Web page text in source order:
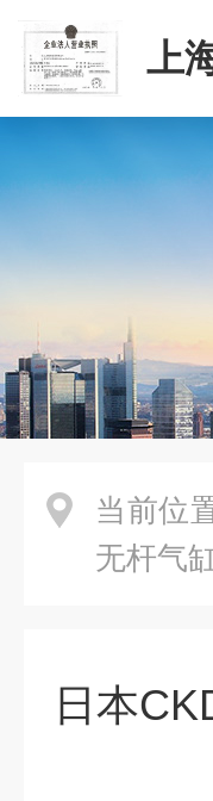
上
当前位
无杆气
日本